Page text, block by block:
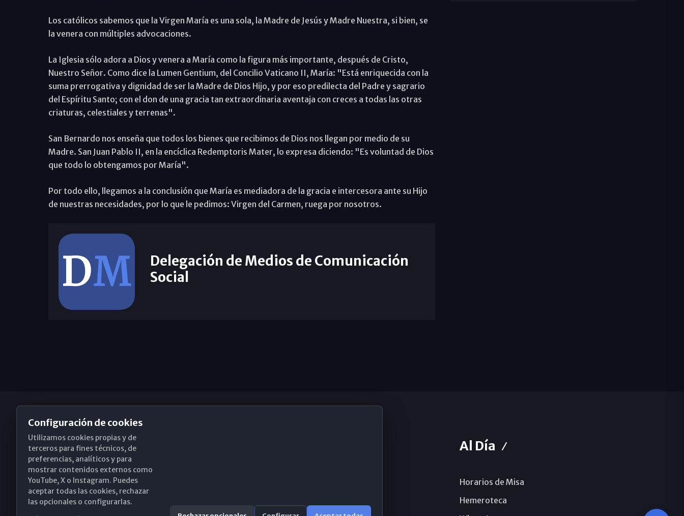
Los católicos sabemos que la Virgen María es una sola, la Madre de Jesús y Madre Nuestra, si bien, se
la venera con múltiples advocaciones.
La Iglesia sólo adora a Dios y venera a María como la figura más importante, después de Cristo,
Nuestro Señor. Como dice la Lumen Gentium, del Concilio Vaticano II, María: "Está enriquecida con la
suma prerrogativa y dignidad de ser la Madre de Dios Hijo, y por eso predilecta del Padre y sagrario
del Espíritu Santo; con el don de una gracia tan extraordinaria aventaja con creces a todas las otras
criaturas, celestiales y terrenas".
San Bernardo nos enseña que todos los bienes que recibimos de Dios nos llegan por medio de su
Madre. San Juan Pablo II, en la encíclica Redemptoris Mater, lo expresa diciendo: "Es voluntad de Dios
que todo lo obtengamos por María".
Por todo ello, llegamos a la conclusión que María es mediadora de la gracia e intercesora ante su Hijo
de nuestras necesidades, por lo que le pedimos: Virgen del Carmen, ruega por nosotros.
Delegación de Medios de Comunicación
Social
Obispado de Málaga
Santa María, 18-20. 29015 Málaga
(+34) 952 224 386
Al Día
Horarios de Misa
Hemeroteca
Configuración de cookies
Utilizamos cookies propias y de
terceros para fines técnicos, de
preferencias, analíticos y para
mostrar contenidos externos como
YouTube, X o Instagram. Puedes
aceptar todas las cookies, rechazar
las opcionales o configurarlas.